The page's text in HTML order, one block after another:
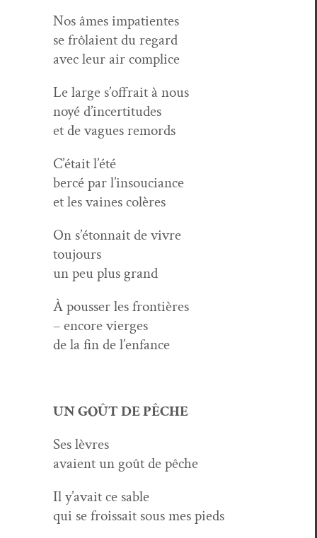
Nos âmes impatientes
se frôlaient du regard
avec leur air complice
Le large s’offrait à nous
noyé d’incertitudes
et de vagues remords
C’était l’été
bercé par l’insouciance
et les vaines colères
On s’étonnait de vivre
toujours
un peu plus grand
À pouss­er les frontières
– encore vierges
de la fin de l’enfance
UN GOÛT DE PÊCHE
Ses lèvres
avaient un goût de pêche
Il y’avait ce sable
qui se frois­sait sous mes pieds